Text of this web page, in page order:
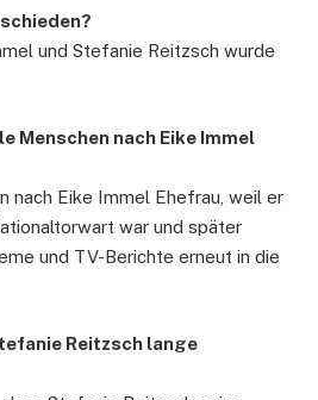
und Stefanie Reitzsch wurde
Menschen nach Eike Immel
nach Eike Immel Ehefrau, weil er
war und später
und TV-Berichte erneut in die
Reitzsch lange